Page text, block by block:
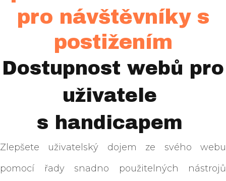
pro návštěvníky s
postižením
Dostupnost webů pro
uživatele
s handicapem
Zlepšete uživatelský dojem ze svého webu
pomocí řady snadno použitelných nástrojů